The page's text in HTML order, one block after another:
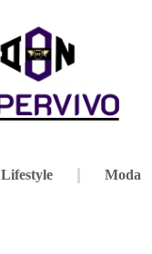
Lifestyle Moda